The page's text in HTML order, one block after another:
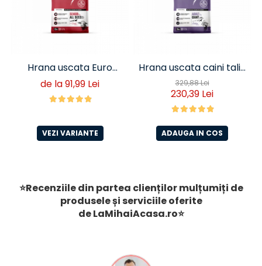
Hrana uscata Euro
Premium Senior Miel si
Orez
de la 91,99 Lei
VEZI VARIANTE
Hrana uscata caini talie
foarte mare Euro
Premium Giant Adult pui
si orez 15 Kg
329,88 Lei
230,39 Lei
ADAUGA IN COS
⭐Recenziile din partea clienților mulțumiți de
produsele și serviciile oferite
deLaMihaiAcasa.ro⭐